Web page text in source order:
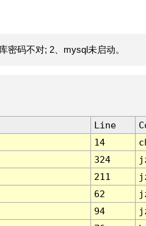
密码不对; 2、mysql未启动。
Line
14
324
211
62
94